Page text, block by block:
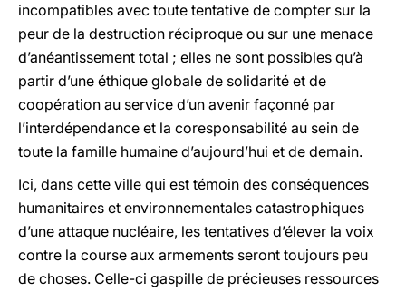
incompatibles avec toute tentative de compter sur la
peur de la destruction réciproque ou sur une menace
d’anéantissement total ; elles ne sont possibles qu’à
partir d’une éthique globale de solidarité et de
coopération au service d’un avenir façonné par
l’interdépendance et la coresponsabilité au sein de
toute la famille humaine d’aujourd’hui et de demain.
Ici, dans cette ville qui est témoin des conséquences
humanitaires et environnementales catastrophiques
d’une attaque nucléaire, les tentatives d’élever la voix
contre la course aux armements seront toujours peu
de choses. Celle-ci gaspille de précieuses ressources